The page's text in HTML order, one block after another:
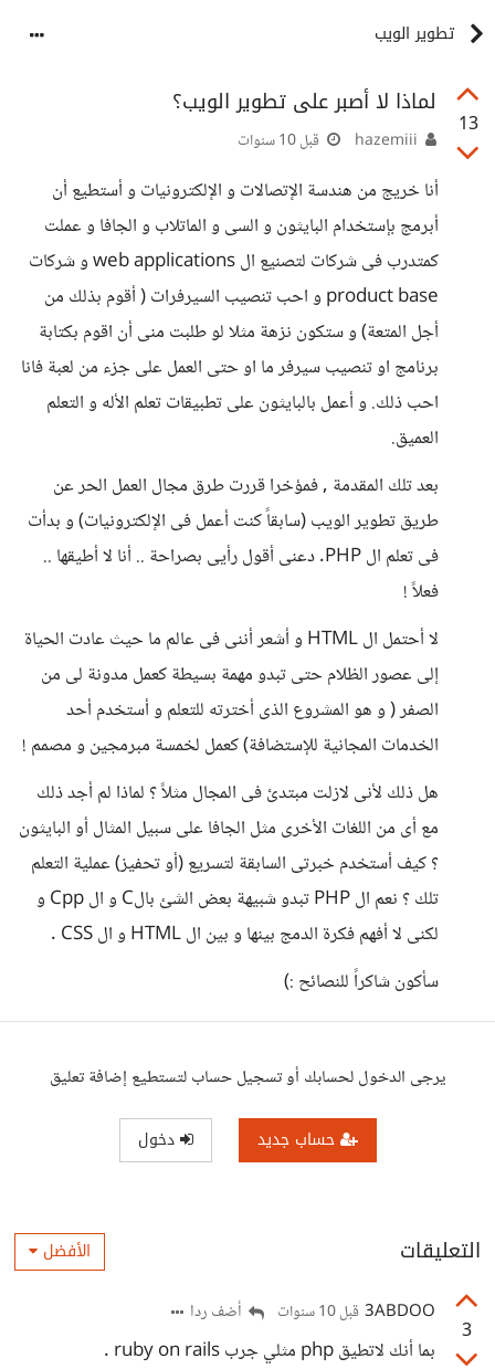
تطوير الويب
13
لماذا لا أصبر على تطوير الويب؟
قبل 10 سنوات
أنا خريج من هندسة الإتصالات و الإلكترونيات و أستطيع أن
أبرمج بإستخدام البايثون و السى و الماتلاب و الجافا و عملت
كمتدرب فى شركات لتصنيع ال web applications و شركات
product base و احب تنصيب السيرفرات ( أقوم بذلك من
أجل المتعة) و ستكون نزهة مثلا لو طلبت منى أن اقوم بكتابة
برنامج او تنصيب سيرفر ما او حتى العمل على جزء من لعبة فانا
احب ذلك. و أعمل بالبايثون على تطبيقات تعلم الأله و التعلم
العميق.
بعد تلك المقدمة , فمؤخرا قررت طرق مجال العمل الحر عن
طريق تطوير الويب (سابقاً كنت أعمل فى الإلكترونيات) و بدأت
فى تعلم ال PHP. دعنى أقول رأيى بصراحة .. أنا لا أطيقها ..
فعلاً !
لا أحتمل ال HTML و أشعر أننى فى عالم ما حيث عادت الحياة
إلى عصور الظلام حتى تبدو مهمة بسيطة كعمل مدونة لى من
الصفر ( و هو المشروع الذى أخترته للتعلم و أستخدم أحد
الخدمات المجانية للإستضافة) كعمل لخمسة مبرمجين و مصمم !
هل ذلك لأنى لازلت مبتدئ فى المجال مثلاً ؟ لماذا لم أجد ذلك
مع أى من اللغات الأخرى مثل الجافا على سبيل المثال أو البايثون
؟ كيف أستخدم خبرتى السابقة لتسريع (أو تحفيز) عملية التعلم
تلك ؟ نعم ال PHP تبدو شبيهة بعض الشئ بالC و ال Cpp و
لكنى لا أفهم فكرة الدمج بينها و بين ال HTML و ال CSS .
سأكون شاكراً للنصائح :)
يرجى الدخول لحسابك أو تسجيل حساب لتستطيع إضافة تعليق
حساب جديد دخول
التعليقات الأفضل
3
3ABDOO قبل 10 سنوات أضف ردا
بما أنك لاتطيق php مثلي جرب ruby on rails .